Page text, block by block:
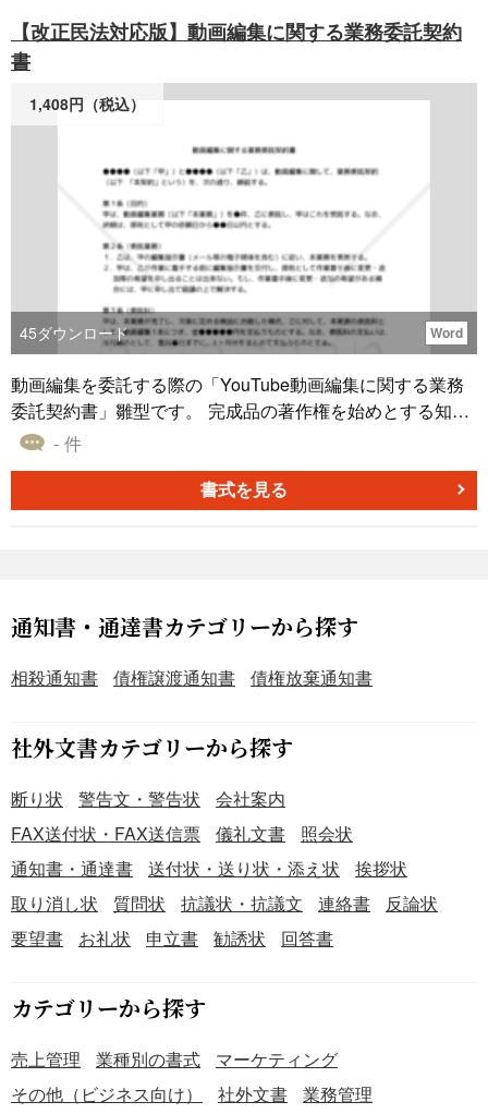
【改正民法対応版】動画編集に関する業務委託契約
書
1,408円（税込）
45ダウンロード Word
動画編集を委託する際の「YouTube動画編集に関する業務
委託契約書」雛型です。 完成品の著作権を始めとする知的
財産権を発注者に帰属するよう起案しておりますので、特
いただければと存じます。2020年4月1日施行の改正民法対
応版です。 〔条文タイトル〕 第１条（目的） 第２条（委
第１０条（準拠法） 第１１条（損害賠償責任） 第１２条
（合意管轄） 第１３条（協議事項）
- 件
書式を見る
通知書・通達書カテゴリーから探す
相殺通知書 債権譲渡通知書 債権放棄通知書
社外文書カテゴリーから探す
断り状 警告文・警告状
会社案内
FAX送付状・FAX送信票
儀礼文書
照会状
通知書・通達書
送付状・送り状・添え状
挨拶状
取り消し状
質問状 抗議状・抗議文 連絡書
反論状
要望書
お礼状 申立書 勧誘状 回答書
カテゴリーから探す
売上管理 業種別の書式
マーケティング
その他（ビジネス向け）
社外文書
業務管理